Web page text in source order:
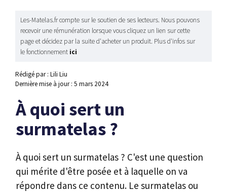
Les-Matelas.fr compte sur le soutien de ses lecteurs. Nous pouvons
recevoir une rémunération lorsque vous cliquez un lien sur cette
page et décidez par la suite d'acheter un produit. Plus d'infos sur
le fonctionnement ici
Rédigé par : Lili Liu
Dernière mise à jour : 5 mars 2024
À quoi sert un
surmatelas ?
À quoi sert un surmatelas ? C'est une question
qui mérite d'être posée et à laquelle on va
répondre dans ce contenu. Le surmatelas ou